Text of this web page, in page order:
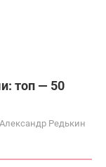
топ — 50
Александр Редькин